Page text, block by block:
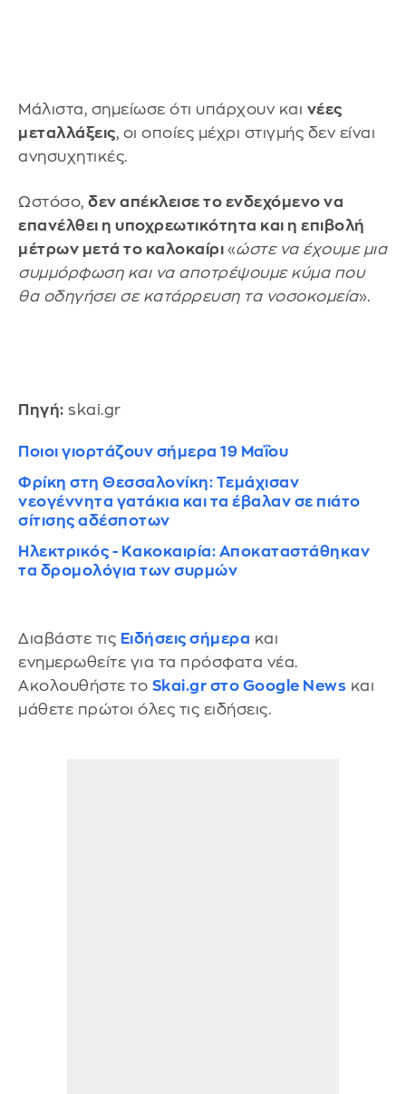
Μάλιστα, σημείωσε ότι υπάρχουν και νέες
μεταλλάξεις, οι οποίες μέχρι στιγμής δεν είναι
ανησυχητικές.
Ωστόσο, δεν απέκλεισε το ενδεχόμενο να
επανέλθει η υποχρεωτικότητα και η επιβολή
μέτρων μετά το καλοκαίρι «ώστε να έχουμε μια
συμμόρφωση και να αποτρέψουμε κύμα που
θα οδηγήσει σε κατάρρευση τα νοσοκομεία».
Πηγή: skai.gr
Ποιοι γιορτάζουν σήμερα 19 Μαΐου
Φρίκη στη Θεσσαλονίκη: Τεμάχισαν
νεογέννητα γατάκια και τα έβαλαν σε πιάτο
σίτισης αδέσποτων
Ηλεκτρικός - Κακοκαιρία: Αποκαταστάθηκαν
τα δρομολόγια των συρμών
Διαβάστε τις Ειδήσεις σήμερα και
ενημερωθείτε για τα πρόσφατα νέα.
Ακολουθήστε το Skai.gr στο Google News και
μάθετε πρώτοι όλες τις ειδήσεις.